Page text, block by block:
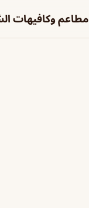
مطاعم وكافيهات